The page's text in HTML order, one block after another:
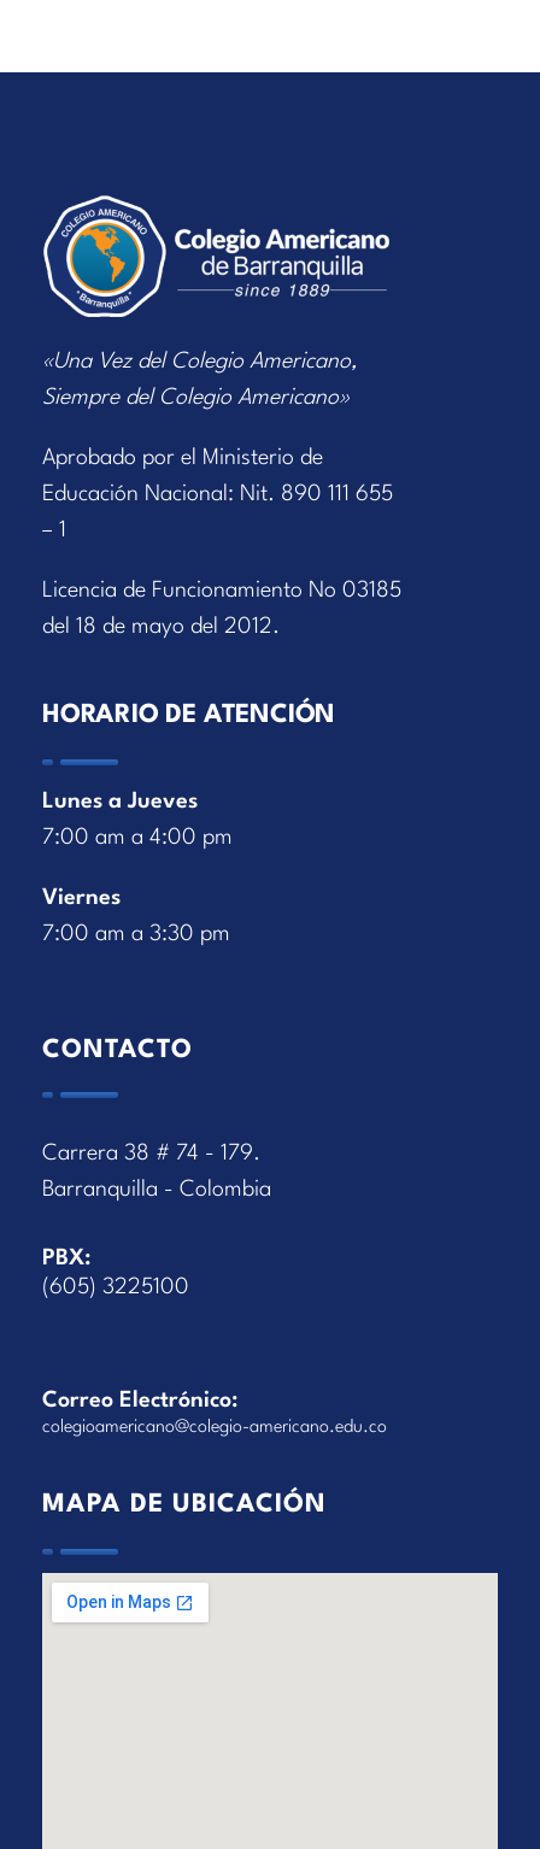
«Una Vez del Colegio Americano,
Siempre del Colegio Americano»
Aprobado por el Ministerio de
Educación Nacional: Nit. 890 111 655
– 1
Licencia de Funcionamiento No 03185
del 18 de mayo del 2012.
HORARIO DE ATENCIÓN
Lunes a Jueves
7:00 am a 4:00 pm
Viernes
7:00 am a 3:30 pm
CONTACTO
Carrera 38 # 74 - 179.
Barranquilla - Colombia
PBX:
(605) 3225100
Correo Electrónico:
colegioamericano@colegio-americano.edu.co
MAPA DE UBICACIÓN